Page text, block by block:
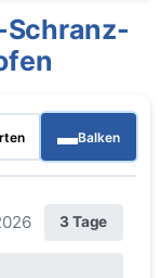
▬Balken
3 Tage